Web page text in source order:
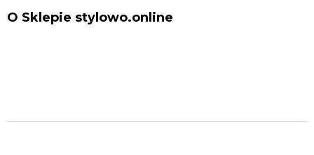
O Sklepie stylowo.online